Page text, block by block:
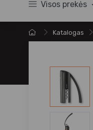
Visos prekės
Katalogas